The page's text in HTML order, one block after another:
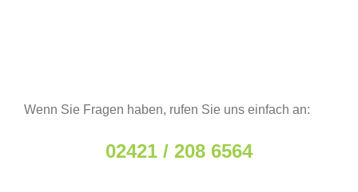
Wenn Sie Fragen haben, rufen Sie uns einfach an:
02421 / 208 6564